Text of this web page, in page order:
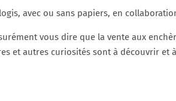
avec ou sans papiers, en collaboration
vous dire que la vente aux
et autres curiosités sont à découvrir